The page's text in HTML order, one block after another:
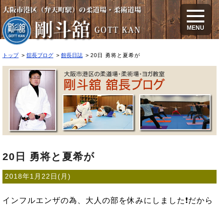
20日 勇将と夏希が
MENU
トップ 舘長ブログ 館長日誌 20日 勇将と夏希が
20日 勇将と夏希が
2018年1月22日(月)
インフルエンザの為、大人の部を休みにしました❗だから